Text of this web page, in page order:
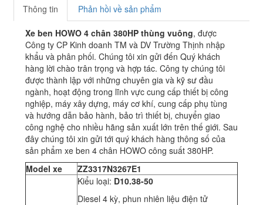
Thông tin Phản hồi về sản phẩm
Xe ben HOWO 4 chân 380HP thùng vuông, được
Công ty CP Kinh doanh TM và DV Trường Thịnh nhập
khẩu và phân phối. Chúng tôi xin gửi đến Quý khách
hàng lời chào trân trọng và hợp tác. Công ty chúng tôi
được thành lập với những chuyên gia và kỹ sư đầu
ngành, hoạt động trong lĩnh vực cung cấp thiết bị công
nghiệp, máy xây dựng, máy cơ khí, cung cấp phụ tùng
và hướng dẫn bảo hành, bảo trì thiết bị, chuyển giao
công nghệ cho nhiều hãng sản xuất lớn trên thế giới. Sau
đây chúng tôi xin gửi tới quý khách hàng thông số của
sản phẩm xe ben 4 chân HOWO công suất 380HP.
Model xe
ZZ3317N3267E1
Kiểu loại: D10.38-50
Diesel 4 kỳ, phun nhiên liệu điện tử